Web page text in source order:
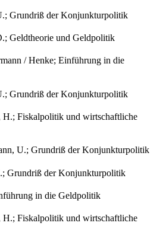
Grundriß der Konjunkturpolitik
Geldtheorie und Geldpolitik
/ Henke; Einführung in die
Grundriß der Konjunkturpolitik
H.; Fiskalpolitik und wirtschaftliche
U.; Grundriß der Konjunkturpolitik
Grundriß der Konjunkturpolitik
in die Geldpolitik
H.; Fiskalpolitik und wirtschaftliche